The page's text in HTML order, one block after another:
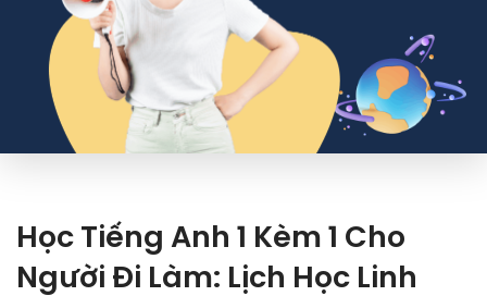
Học Tiếng Anh 1 Kèm 1 Cho
Người Đi Làm: Lịch Học Linh